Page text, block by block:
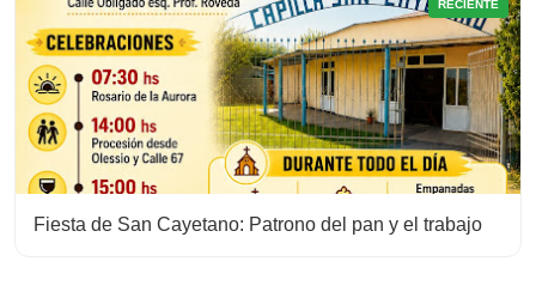
RECIENTE
Fiesta de San Cayetano: Patrono del pan y el trabajo